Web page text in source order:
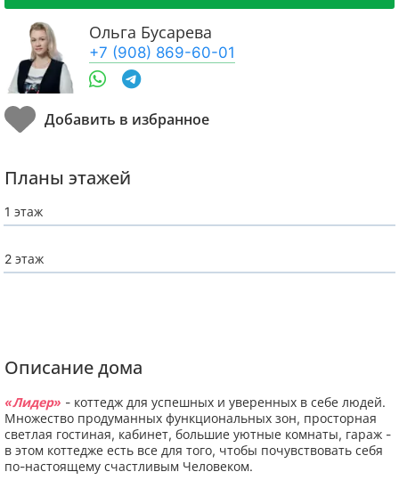
Ольга Бусарева
+7 (908) 869-60-01
Планы этажей
1 этаж
2 этаж
Описание дома
«Лидер» - коттедж для успешных и уверенных в себе людей.
Множество продуманных функциональных зон, просторная
светлая гостиная, кабинет, большие уютные комнаты, гараж -
в этом коттедже есть все для того, чтобы почувствовать себя
по-настоящему счастливым Человеком.